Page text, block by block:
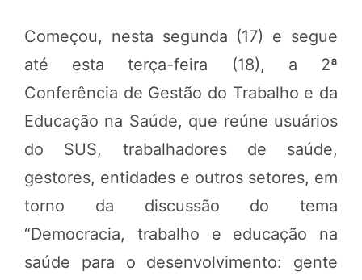
Começou, nesta segunda (17) e segue
até esta terça-feira (18), a 2ª
Conferência de Gestão do Trabalho e da
Educação na Saúde, que reúne usuários
do SUS, trabalhadores de saúde,
gestores, entidades e outros setores, em
torno da discussão do tema
“Democracia, trabalho e educação na
saúde para o desenvolvimento: gente